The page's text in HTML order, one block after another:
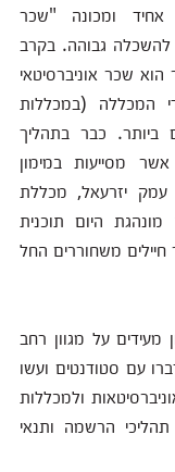
אחיד ומכונה "שכר
להשכלה גבוהה. בקרב
שכר אוניברסיטאי
המכללה (במכללות
ביותר. כבר בתהליך
אשר מסייעות במימון
עמק יזרעאל, מכללת
היום תוכנית
חיילים משחוררים החל
מעידים על מגוון רחב
עם סטודנטים ועשו
ולמכללות
תהליכי הרשמה ותנאי